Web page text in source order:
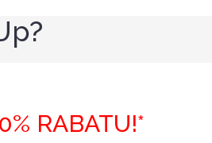
RABATU!*